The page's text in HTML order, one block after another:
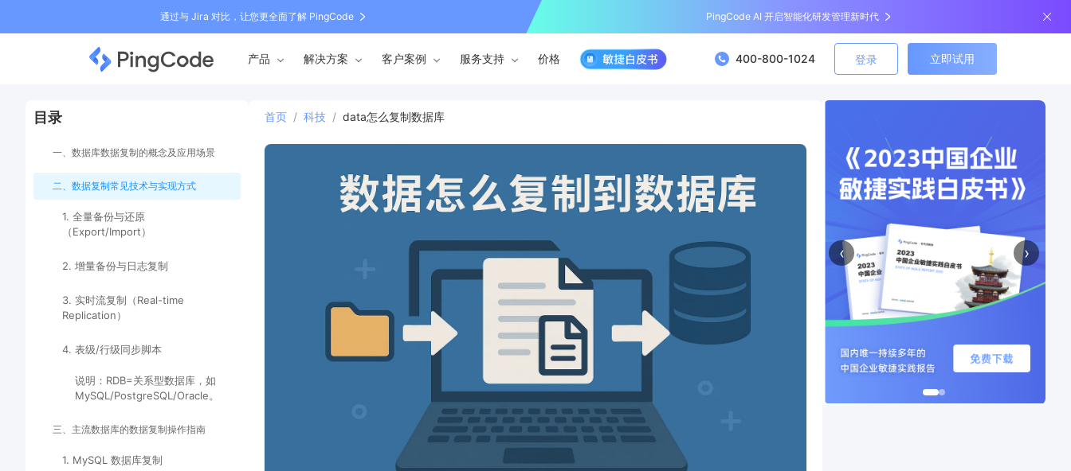
通过与 Jira 对比，让您更全面了解 PingCode PingCode AI 开启智能化研发管理新时代
产品 解决方案 客户案例 服务支持 价格 400-800-1024 登录 立即试用
目录
一、数据库数据复制的概念及应用场景
二、数据复制常见技术与实现方式
1. 全量备份与还原
（Export/Import）
2. 增量备份与日志复制
3. 实时流复制（Real-time
Replication）
4. 表级/行级同步脚本
说明：RDB=关系型数据库，如
MySQL/PostgreSQL/Oracle。
三、主流数据库的数据复制操作指南
1. MySQL 数据库复制
首页 / 科技 / data怎么复制数据库
‹ ›